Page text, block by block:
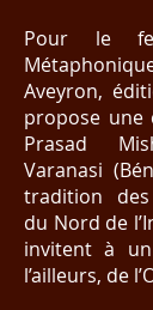
Pour le
Aveyron,
propose une
Prasad
Varanasi
tradition des
du Nord de
invitent à
l’ailleurs, de